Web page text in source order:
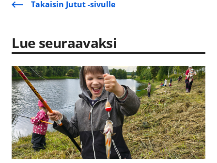
Takaisin Jutut -sivulle
Lue seuraavaksi